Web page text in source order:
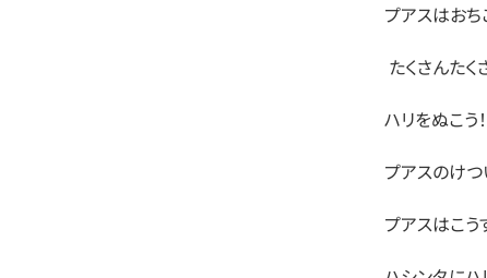
プアスはおち
たくさんた
ハリをぬこう！
プアスのけつ
プアスはこう